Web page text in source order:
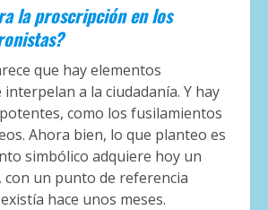
la proscripción en los
que hay elementos
a la ciudadanía. Y hay
como los fusilamientos
Ahora bien, lo que planteo es
simbólico adquiere hoy un
con un punto de referencia
hace unos meses.